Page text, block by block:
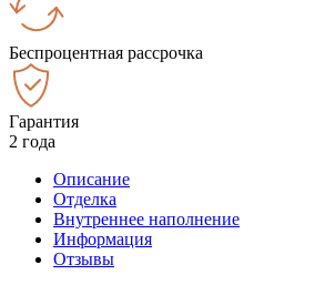
Беспроцентная рассрочка
Гарантия
2 года
Описание
Отделка
Внутреннее наполнение
Информация
Отзывы